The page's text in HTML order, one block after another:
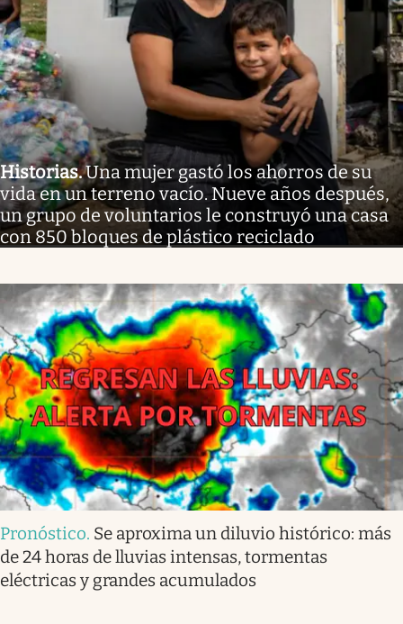
Historias.Una mujer gastó los ahorros de su
vida en un terreno vacío. Nueve años después,
un grupo de voluntarios le construyó una casa
con 850 bloques de plástico reciclado
Pronóstico. Se aproxima un diluvio histórico: más
de 24 horas de lluvias intensas, tormentas
eléctricas y grandes acumulados